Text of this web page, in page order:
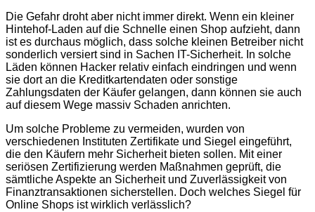
Die Gefahr droht aber nicht immer direkt. Wenn ein kleiner
Hintehof-Laden auf die Schnelle einen Shop aufzieht, dann
ist es durchaus möglich, dass solche kleinen Betreiber nicht
sonderlich versiert sind in Sachen IT-Sicherheit. In solche
Läden können Hacker relativ einfach eindringen und wenn
sie dort an die Kreditkartendaten oder sonstige
Zahlungsdaten der Käufer gelangen, dann können sie auch
auf diesem Wege massiv Schaden anrichten.
Um solche Probleme zu vermeiden, wurden von
verschiedenen Instituten Zertifikate und Siegel eingeführt,
die den Käufern mehr Sicherheit bieten sollen. Mit einer
seriösen Zertifizierung werden Maßnahmen geprüft, die
sämtliche Aspekte an Sicherheit und Zuverlässigkeit von
Finanztransaktionen sicherstellen. Doch welches Siegel für
Online Shops ist wirklich verlässlich?